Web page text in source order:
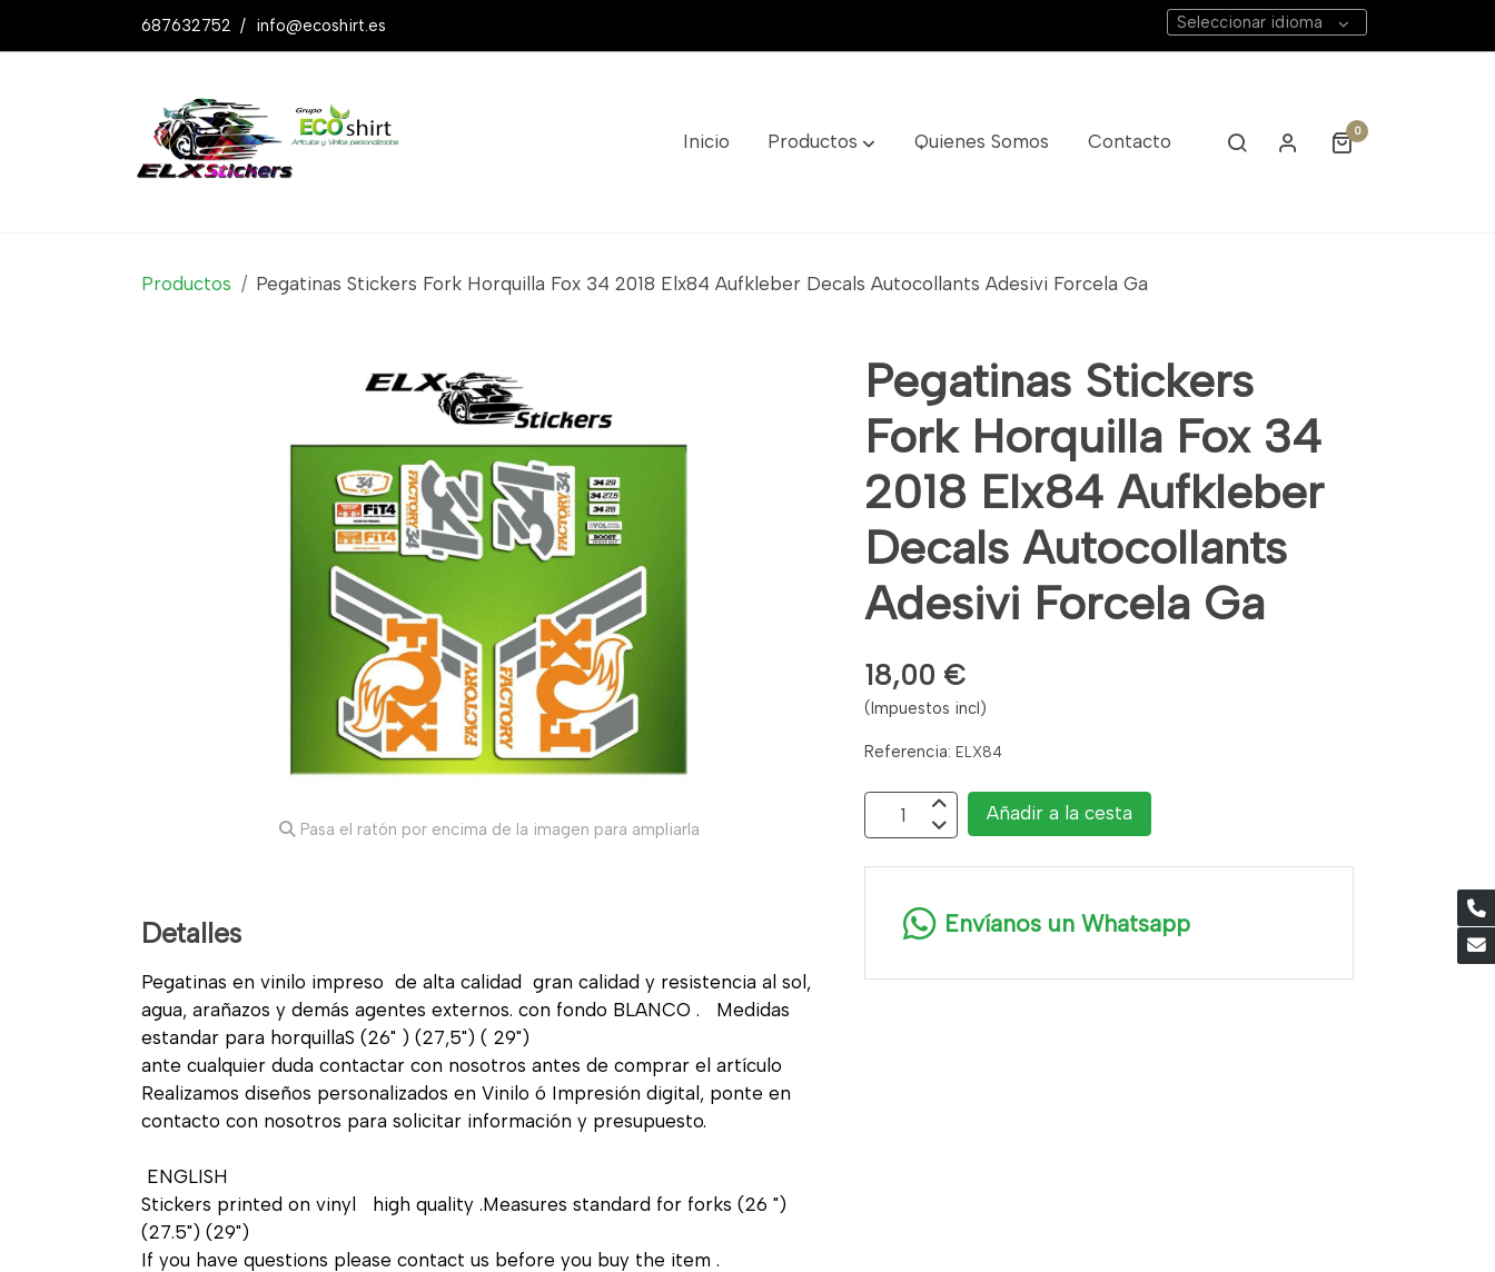
687632752 / info@ecoshirt.es Seleccionar idioma
Inicio Productos Quienes Somos Contacto 0
Productos Pegatinas Stickers Fork Horquilla Fox 34 2018 Elx84 Aufkleber Decals Autocollants Adesivi Forcela Ga
Pasa el ratón por encima de la imagen para ampliarla
Detalles
Pegatinas en vinilo impreso de alta calidad gran calidad y resistencia al sol,
agua, arañazos y demás agentes externos. con fondo BLANCO . Medidas
estandar para horquillaS (26" ) (27,5") ( 29")
ante cualquier duda contactar con nosotros antes de comprar el artículo
Realizamos diseños personalizados en Vinilo ó Impresión digital, ponte en
contacto con nosotros para solicitar información y presupuesto.
ENGLISH
Stickers printed on vinyl high quality .Measures standard for forks (26 ")
(27.5") (29")
If you have questions please contact us before you buy the item .
Pegatinas Stickers
Fork Horquilla Fox 34
2018 Elx84 Aufkleber
Decals Autocollants
Adesivi Forcela Ga
18,00 €
(Impuestos incl)
Referencia: ELX84
Añadir a la cesta
Envíanos un Whatsapp